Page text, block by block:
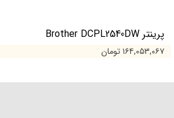
پرینتر Brother DCPL2540DW
۱۶۴,۰۵۳,۰۶۷ تومان